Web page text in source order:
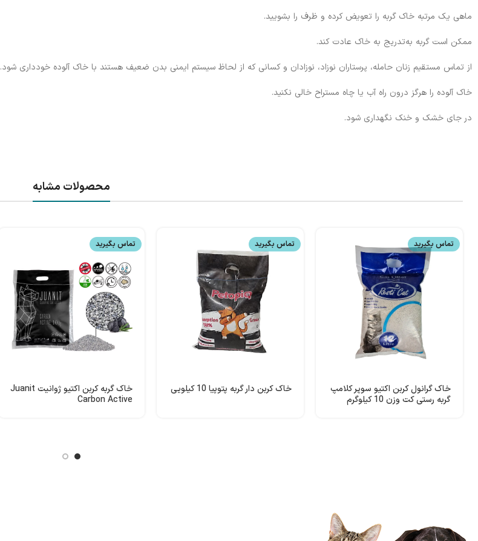
ماهی یک مرتبه خاک گربه را تعویض کرده و ظرف را بشویید.
ممکن است گربه به‌تدریج به خاک عادت کند.
از تماس مستقیم زنان حامله، پرستاران نوزاد، نوزادان و کسانی که از لحاظ سیستم ایمنی بدن ضعیف هستند با خاک آلوده خودداری شود.
خاک آلوده را هرگز درون راه آب یا چاه مستراح خالی نکنید.
در جای خشک و خنک نگهداری شود.
محصولات مشابه
تماس بگیرید
خاک گرانول کربن اکتیو سوپر کلامپ
گربه رستی کت وزن 10 کیلوگرم
تماس بگیرید
خاک کربن دار گربه پتوپیا 10 کیلویی
تماس بگیرید
خاک گربه کربن اکتیو ژوانیت Juanit
Carbon Active